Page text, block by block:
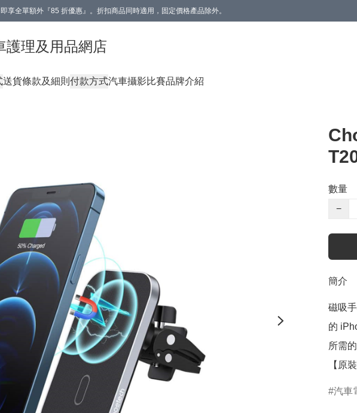
享全單額外『85 折優惠』。折扣商品同時適用，固定價格產品除外。
護理及用品網店
送貨條款及細則 付款方式汽車攝影比賽品牌介紹
數量
−
簡介
磁吸
的
所需
【原
汽車